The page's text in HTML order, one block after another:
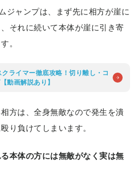
ジャンプは、まず先に相方が崖に
それに続いて本体が崖に引き寄
。
クライマー徹底攻略！切り離し・コ
動画解説あり】
方は、全身無敵なので発生を潰
り負けてしまいます。
本体の方には無敵がなく実は無